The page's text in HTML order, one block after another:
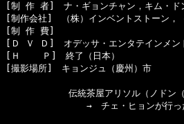
[制 作 者]　ナ・ギョンチャン，キム・ド
[制作会社]　（株）インベントストーン，
[制 作 費]
[Ｄ Ｖ Ｄ]　オデッサ・エンタテインメ
[Ｈ    Ｐ]　終了（日本）
[撮影場所]　キョンジュ（慶州）市
伝統茶屋アリソル（ノドン（路
→　チェ・ヒョンが行ったコ